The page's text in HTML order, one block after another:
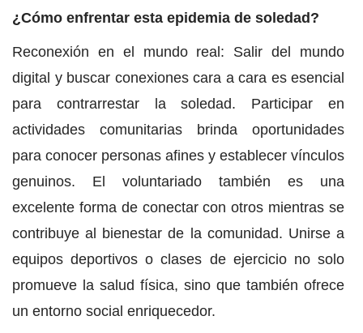
¿Cómo enfrentar esta epidemia de soledad?
Reconexión en el mundo real: Salir del mundo
digital y buscar conexiones cara a cara es esencial
para contrarrestar la soledad. Participar en
actividades comunitarias brinda oportunidades
para conocer personas afines y establecer vínculos
genuinos. El voluntariado también es una
excelente forma de conectar con otros mientras se
contribuye al bienestar de la comunidad. Unirse a
equipos deportivos o clases de ejercicio no solo
promueve la salud física, sino que también ofrece
un entorno social enriquecedor.